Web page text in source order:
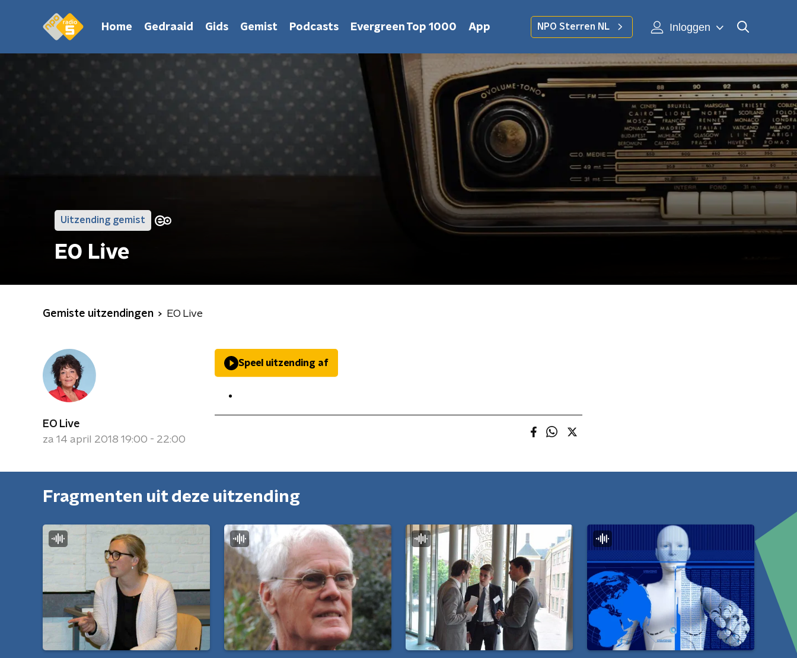
Home Gedraaid Gids Gemist Podcasts Evergreen Top 1000 App NPO Sterren NL Inloggen
Uitzending gemist
EO Live
Gemiste uitzendingen EO Live
EO Live
za 14 april 2018 19:00 - 22:00
Speel uitzending af
Fragmenten uit deze uitzending